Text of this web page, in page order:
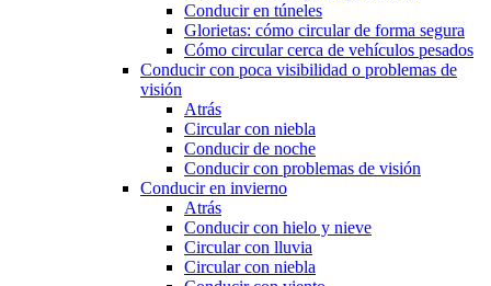
Conducir en túneles
Glorietas: cómo circular de forma segura
Cómo circular cerca de vehículos pesados
Conducir con poca visibilidad o problemas de
visión
Atrás
Circular con niebla
Conducir de noche
Conducir con problemas de visión
Conducir en invierno
Atrás
Conducir con hielo y nieve
Circular con lluvia
Circular con niebla